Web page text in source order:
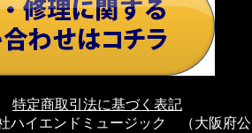
特定商取引法に基づく表記
ハイエンドミュージック （大阪府公